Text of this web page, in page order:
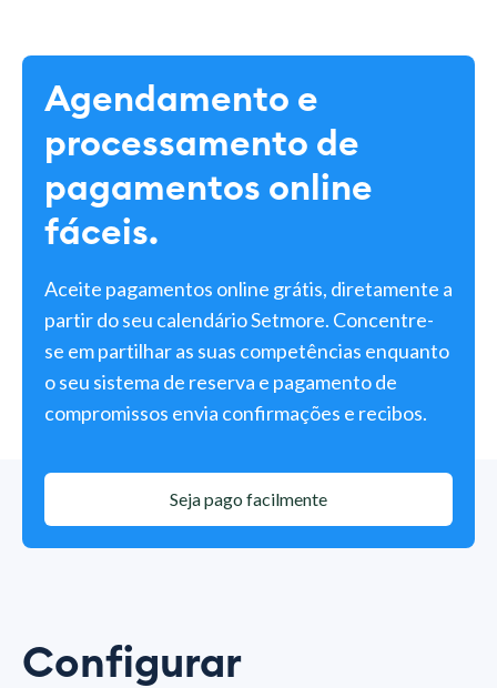
Agendamento e
processamento de
pagamentos online
fáceis.
Aceite pagamentos online grátis, diretamente a
partir do seu calendário Setmore. Concentre-
se em partilhar as suas competências enquanto
o seu sistema de reserva e pagamento de
compromissos envia confirmações e recibos.
Seja pago facilmente
Configurar